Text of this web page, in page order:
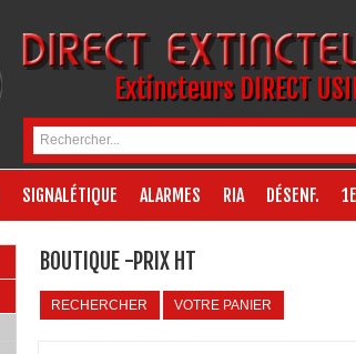
Extincteurs DIRECT
SIGNALÉTIQUE ALARMES RIA DÉSENF.
BOUTIQUE -PRIX HT
RECHERCHER VOTRE PANIER